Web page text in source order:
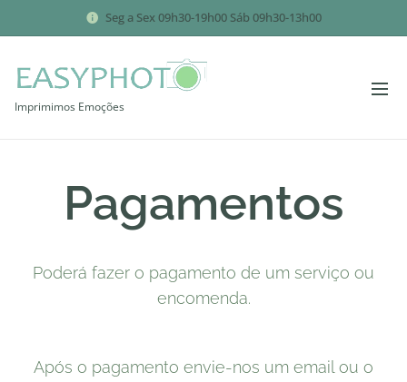
Seg a Sex 09h30-19h00 Sáb 09h30-13h00
Imprimimos Emoções
Pagamentos
Poderá fazer o pagamento de um serviço ou
encomenda.
Após o pagamento envie-nos um email ou o